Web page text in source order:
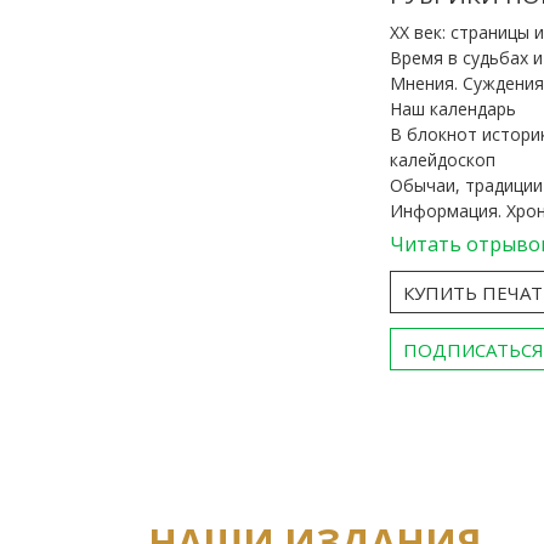
ХХ век: страницы
Время в судьбах
Мнения.
Наш календарь
В блокнот
калейдоскоп
Обычаи,
Информация.
Читать
КУПИТЬ